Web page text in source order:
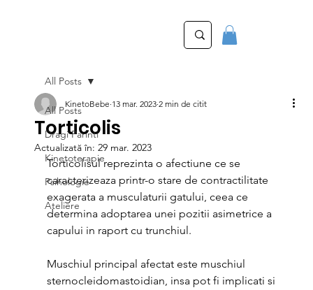
All Posts
Dragi Parinti
Kinetoterapie
Psihologie
Ateliere
All Posts
Torticolis
KinetoBebe 13 mar. 2023 2 min de citit
Actualizată în: 29 mar. 2023
Torticolisul reprezinta o afectiune ce se
caracterizeaza printr-o stare de contractilitate
exagerata a musculaturii gatului, ceea ce
determina adoptarea unei pozitii asimetrice a
capului in raport cu trunchiul.
Muschiul principal afectat este muschiul
sternocleidomastoidian, insa pot fi implicati si